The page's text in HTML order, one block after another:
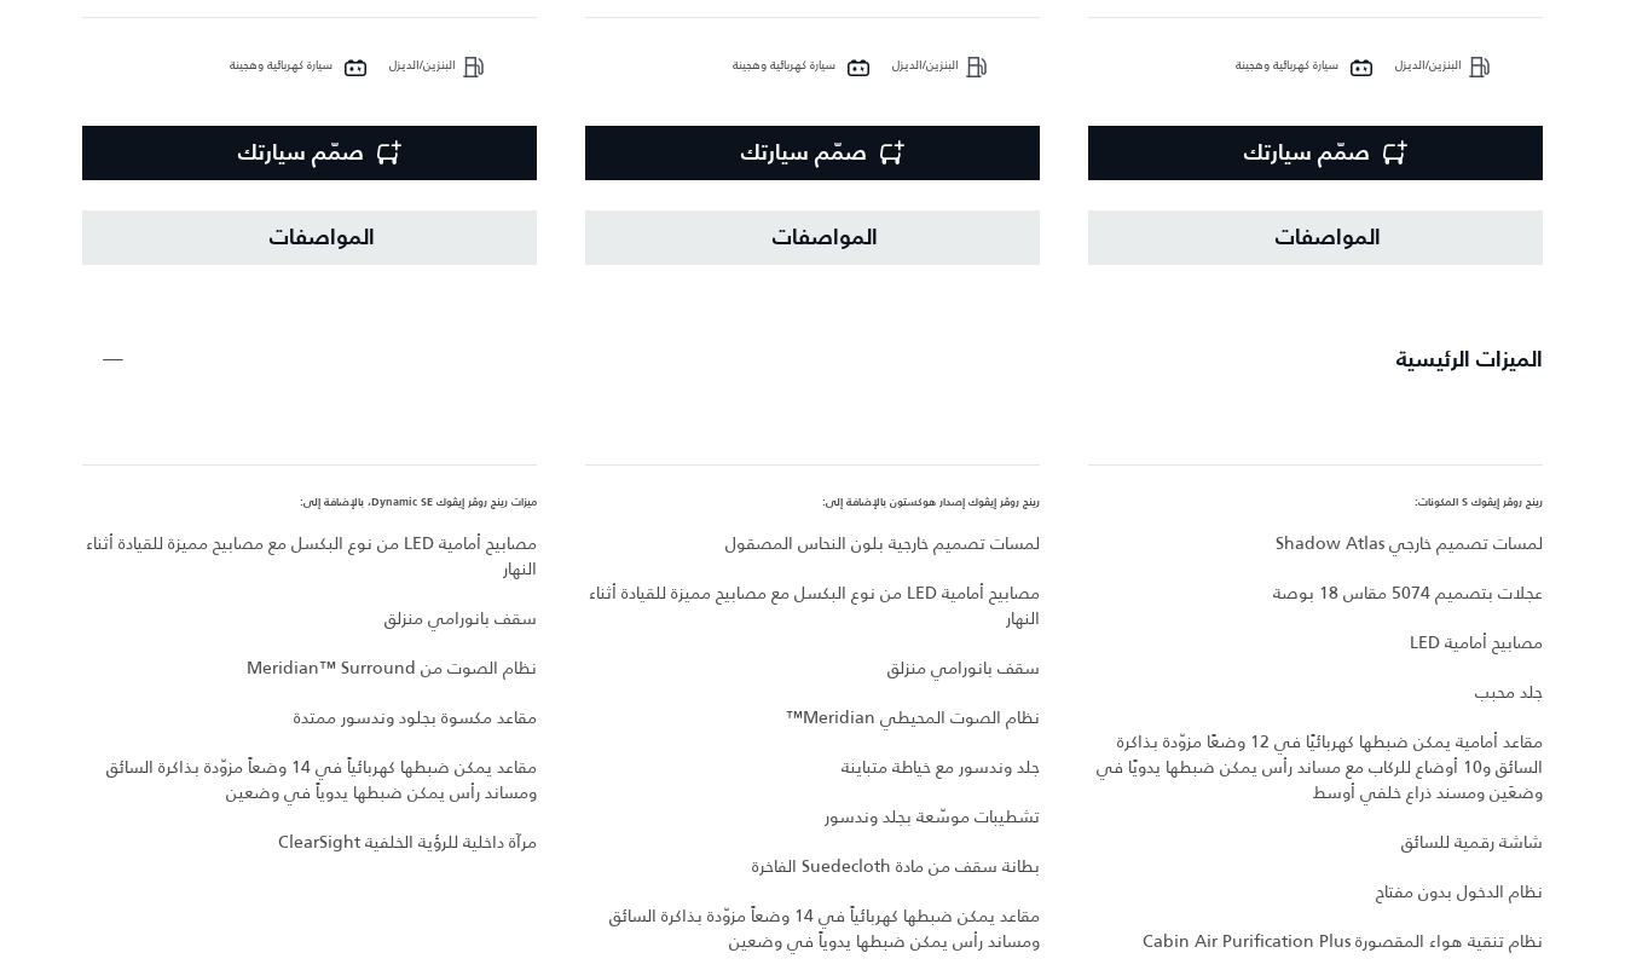
البنزين/الديزل سيارة كهربائية وهجينة
صمّم سيارتك
المواصفات
البنزين/الديزل سيارة كهربائية وهجينة
صمّم سيارتك
المواصفات
البنزين/الديزل سيارة كهربائية وهجينة
صمّم سيارتك
المواصفات
الميزات الرئيسية
رينج روڤر إيڤوك S المكونات:
لمسات تصميم خارجي Shadow Atlas
عجلات بتصميم 5074 مقاس 18 بوصة
مصابيح أمامية LED
جلد محبب
مقاعد أمامية يمكن ضبطها كهربائيًا في 12 وضعًا مزوّدة بذاكرة
السائق و10 أوضاع للركاب مع مساند رأس يمكن ضبطها يدويًا في
وضعَين ومسند ذراع خلفي أوسط
شاشة رقمية للسائق
نظام الدخول بدون مفتاح
نظام تنقية هواء المقصورة Cabin Air Purification Plus
رينج روڤر إيڤوك إصدار هوكستون بالإضافة إلى:
لمسات تصميم خارجية بلون النحاس المصقول
مصابيح أمامية LED من نوع البكسل مع مصابيح مميزة للقيادة أثناء
النهار
سقف بانورامي منزلق
نظام الصوت المحيطي Meridian™
جلد وندسور مع خياطة متباينة
تشطيبات موسّعة بجلد وندسور
بطانة سقف من مادة Suedecloth الفاخرة
مقاعد يمكن ضبطها كهربائياً في 14 وضعاً مزوّدة بذاكرة السائق
ومساند رأس يمكن ضبطها يدوياً في وضعين
ميزات رينج روڤر إيڤوك Dynamic SE، بالإضافة إلى:
مصابيح أمامية LED من نوع البكسل مع مصابيح مميزة للقيادة أثناء
النهار
سقف بانورامي منزلق
نظام الصوت من Meridian™‎ Surround
مقاعد مكسوة بجلود وندسور ممتدة
مقاعد يمكن ضبطها كهربائياً في 14 وضعاً مزوّدة بذاكرة السائق
ومساند رأس يمكن ضبطها يدوياً في وضعين
مرآة داخلية للرؤية الخلفية ClearSight